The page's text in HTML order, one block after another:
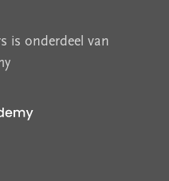
is onderdeel van